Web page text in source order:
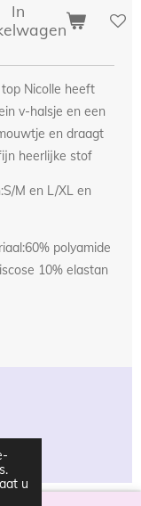
u
In
top Nicolle heeft
v-halsje en een
en draagt
heerlijke stof
M en L/XL en
polyamide
10% elastan